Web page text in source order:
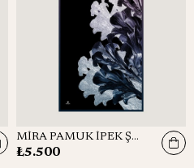
MİRA PAMUK İPEK ŞAL 70*190 CM - LACİVERT
₺5.500